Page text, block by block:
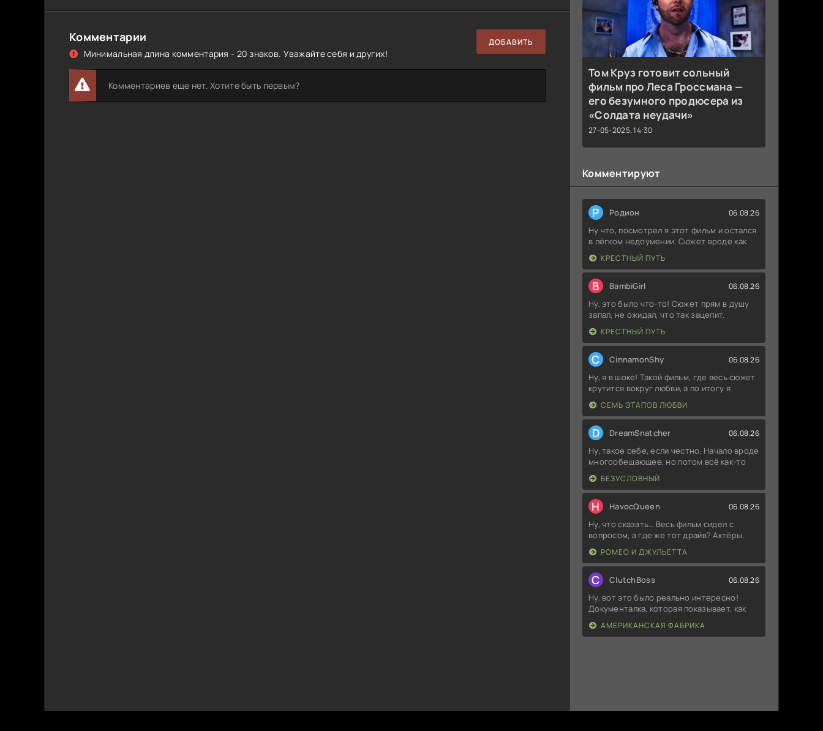
Комментарии
Минимальная длина комментария - 20 знаков. Уважайте себя и других!
ДОБАВИТЬ
Комментариев еще нет. Хотите быть первым?
Том Круз готовит сольный
фильм про Леса Гроссмана —
его безумного продюсера из
«Солдата неудачи»
27-05-2025, 14:30
Комментируют
Р Родион 06.08.26
Ну что, посмотрел я этот фильм и остался
в лёгком недоумении. Сюжет вроде как
КРЕСТНЫЙ ПУТЬ
B BambiGirl 06.08.26
Ну, это было что-то! Сюжет прям в душу
запал, не ожидал, что так зацепит.
КРЕСТНЫЙ ПУТЬ
C CinnamonShy 06.08.26
Ну, я в шоке! Такой фильм, где весь сюжет
крутится вокруг любви, а по итогу я
СЕМЬ ЭТАПОВ ЛЮБВИ
D DreamSnatcher 06.08.26
Ну, такое себе, если честно. Начало вроде
многообещающее, но потом всё как-то
БЕЗУСЛОВНЫЙ
H HavocQueen 06.08.26
Ну, что сказать… Весь фильм сидел с
вопросом, а где же тот драйв? Актёры,
РОМЕО И ДЖУЛЬЕТТА
C ClutchBoss 06.08.26
Ну, вот это было реально интересно!
Документалка, которая показывает, как
АМЕРИКАНСКАЯ ФАБРИКА